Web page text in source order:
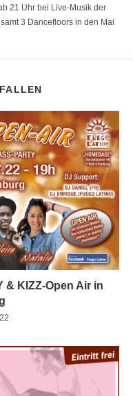
21 Uhr bei Live-Musik der
3 Dancefloors in den Mai
& KIZZ-Open Air in